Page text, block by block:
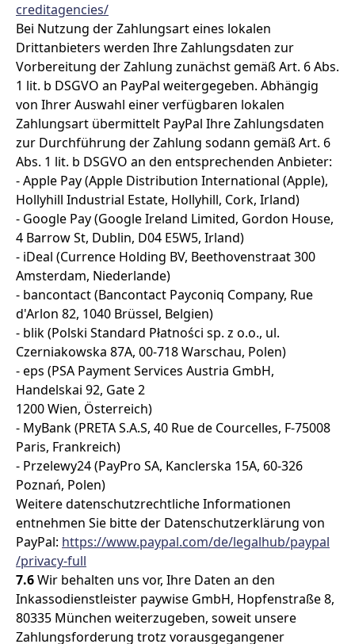
creditagencies/
Bei Nutzung der Zahlungsart eines lokalen
Drittanbieters werden Ihre Zahlungsdaten zur
Vorbereitung der Zahlung zunächst gemäß Art. 6 Abs.
1 lit. b DSGVO an PayPal weitergegeben. Abhängig
von Ihrer Auswahl einer verfügbaren lokalen
Zahlungsart übermittelt PayPal Ihre Zahlungsdaten
zur Durchführung der Zahlung sodann gemäß Art. 6
Abs. 1 lit. b DSGVO an den entsprechenden Anbieter:
- Apple Pay (Apple Distribution International (Apple),
Hollyhill Industrial Estate, Hollyhill, Cork, Irland)
- Google Pay (Google Ireland Limited, Gordon House,
4 Barrow St, Dublin, D04 E5W5, Irland)
- iDeal (Currence Holding BV, Beethovenstraat 300
Amsterdam, Niederlande)
- bancontact (Bancontact Payconiq Company, Rue
d'Arlon 82, 1040 Brüssel, Belgien)
- blik (Polski Standard Płatności sp. z o.o., ul.
Czerniakowska 87A, 00-718 Warschau, Polen)
- eps (PSA Payment Services Austria GmbH,
Handelskai 92, Gate 2
1200 Wien, Österreich)
- MyBank (PRETA S.A.S, 40 Rue de Courcelles, F-75008
Paris, Frankreich)
- Przelewy24 (PayPro SA, Kanclerska 15A, 60-326
Poznań, Polen)
Weitere datenschutzrechtliche Informationen
entnehmen Sie bitte der Datenschutzerklärung von
PayPal: https://www.paypal.com/de/legalhub/paypal
/privacy-full
7.6Wir behalten uns vor, Ihre Daten an den
Inkassodienstleister paywise GmbH, Hopfenstraße 8,
80335 München weiterzugeben, soweit unsere
Zahlungsforderung trotz vorausgegangener